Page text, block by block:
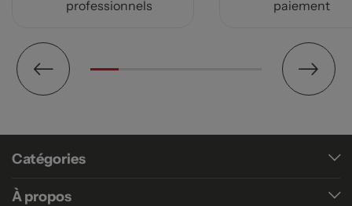
professionnels
paiement
Catégories
À propos